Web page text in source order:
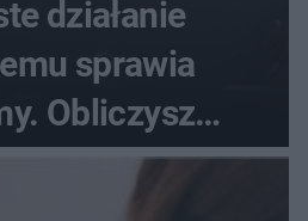
działanie
sprawia
Obliczysz
ile to jest